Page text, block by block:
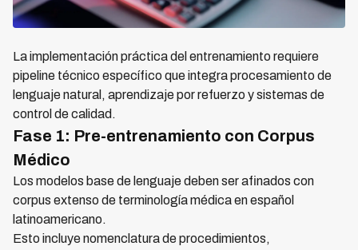
La implementación práctica del entrenamiento requiere
pipeline técnico específico que integra procesamiento de
lenguaje natural, aprendizaje por refuerzo y sistemas de
control de calidad.
Fase 1: Pre-entrenamiento con Corpus
Médico
Los modelos base de lenguaje deben ser afinados con
corpus extenso de terminología médica en español
latinoamericano.
Esto incluye nomenclatura de procedimientos,